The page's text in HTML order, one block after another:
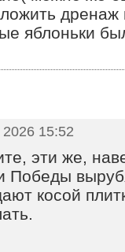
дренаж
яблоньки
15:52
эти же,
Победы
косой